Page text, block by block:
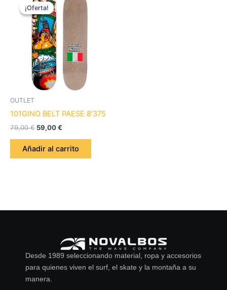
¡Oferta!
¡Oferta!
OUTLET
101GINO BELT PAESE 8’375
79,00€
precio
original
era:
79,00 €.
59,00€
precio
actual
Añadir al carrito
Desde 1989 seleccionando material, ropa y accesorios
para quienes viven el surf, el skate y la montaña a su
manera.